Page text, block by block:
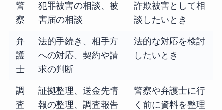
警
察
犯罪被害の相談、被
害届の相談
詐欺被害として相
談したいとき
弁
護
士
法的手続き、相手方
への対応、契約や請
求の判断
法的な対応を検討
したいとき
調
査
証拠整理、送金先情
報の整理、調査報告
警察や弁護士に行
く前に資料を整理